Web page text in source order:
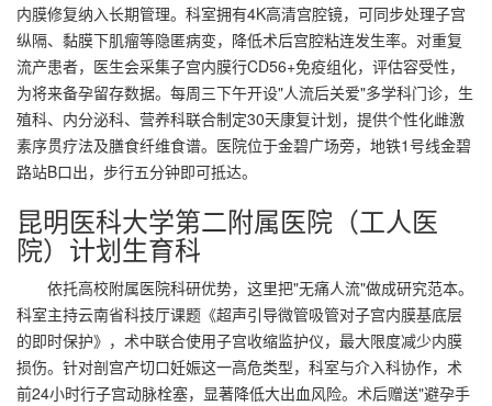
内膜修复纳入长期管理。科室拥有4K高清宫腔镜，可同步处理子宫
纵隔、黏膜下肌瘤等隐匿病变，降低术后宫腔粘连发生率。对重复
流产患者，医生会采集子宫内膜行CD56+免疫组化，评估容受性，
为将来备孕留存数据。每周三下午开设"人流后关爱"多学科门诊，生
殖科、内分泌科、营养科联合制定30天康复计划，提供个性化雌激
素序贯疗法及膳食纤维食谱。医院位于金碧广场旁，地铁1号线金碧
路站B口出，步行五分钟即可抵达。
昆明医科大学第二附属医院（工人医
院）计划生育科
依托高校附属医院科研优势，这里把"无痛人流"做成研究范本。
科室主持云南省科技厅课题《超声引导微管吸管对子宫内膜基底层
的即时保护》，术中联合使用子宫收缩监护仪，最大限度减少内膜
损伤。针对剖宫产切口妊娠这一高危类型，科室与介入科协作，术
前24小时行子宫动脉栓塞，显著降低大出血风险。术后赠送"避孕手